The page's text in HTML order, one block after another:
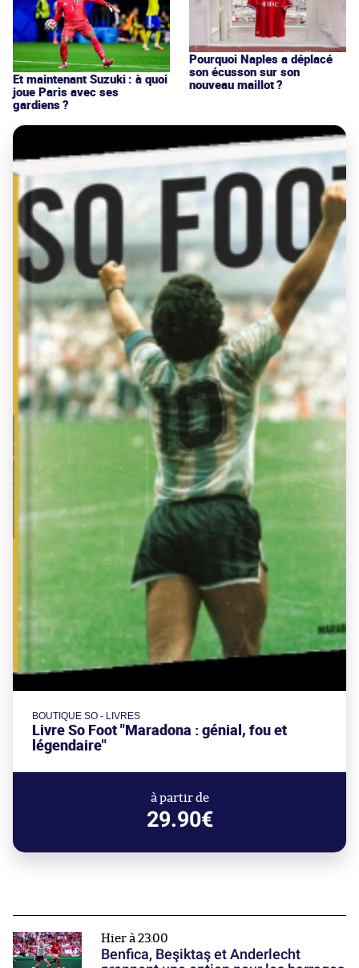
Et maintenant Suzuki : à quoi
joue Paris avec ses
gardiens ?
Pourquoi Naples a déplacé
son écusson sur son
nouveau maillot ?
BOUTIQUE SO - LIVRES
Livre So Foot "Maradona : génial, fou et
légendaire"
à partir de
29.90€
Hier à 23:00
Benfica, Beşiktaş et Anderlecht